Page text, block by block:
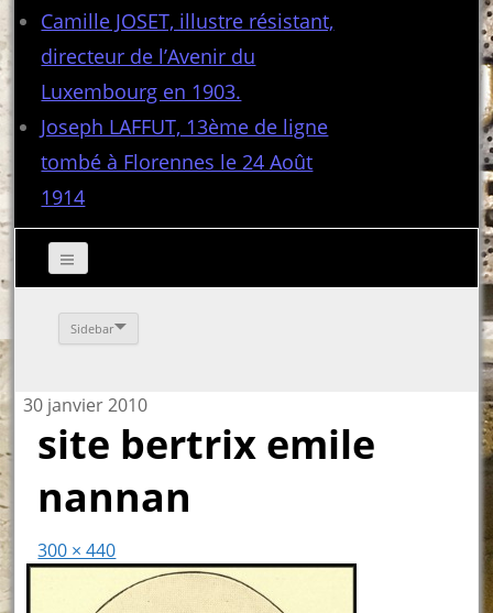
Camille JOSET, illustre résistant,
directeur de l’Avenir du
Luxembourg en 1903.
Joseph LAFFUT, 13ème de ligne
tombé à Florennes le 24 Août
1914
Sidebar
30 janvier 2010
site bertrix emile
nannan
300 × 440